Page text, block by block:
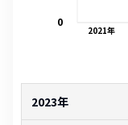
2021年
0
2023年